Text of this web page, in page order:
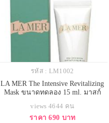
รหัส : LM1002
LA MER The Intensive Revitalizing
Mask ขนาดทดลอง 15 ml. มาสก์
เรื่องการฟื้นบำรุงผิวให้ดูอ่อนเยาว์
เพียง 8 นาที มอบผิวที่มีสุขภาพดี
views 4644 คน
ราคา 690 บาท